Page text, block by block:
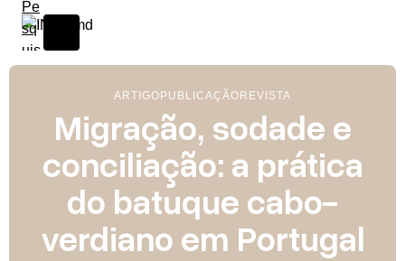
ARTIGO PUBLICAÇÃO REVISTA
Migração, sodade e
conciliação: a prática
do batuque cabo-
verdiano em Portugal